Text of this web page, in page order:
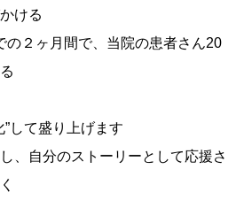
ける
の２ヶ月間で、当院の患者さん20
”して盛り上げます
、自分のストーリーとして応援さ